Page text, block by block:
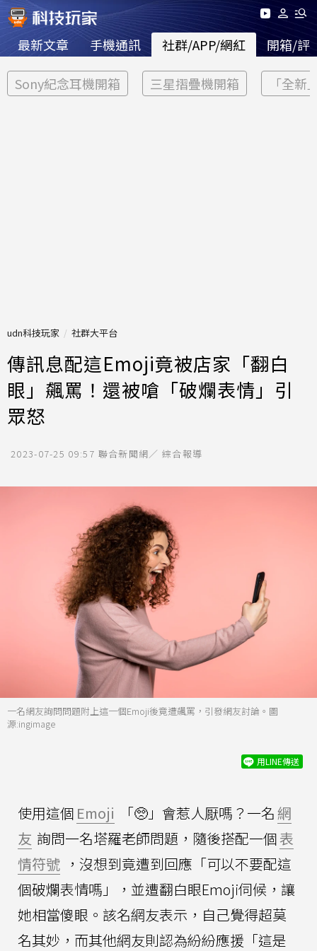
最新文章 手機通訊 社群/APP/網紅 開箱/評
Sony紀念耳機開箱 三星摺疊機開箱 「全新
udn科技玩家 社群大平台
傳訊息配這Emoji竟被店家「翻白
眼」飆罵！還被嗆「破爛表情」引
眾怒
2023-07-25 09:57 聯合新聞網／ 綜合報導
一名網友詢問問題附上這一個Emoji後竟遭飆罵，引發網友討論。圖
源:ingimage
用LINE傳送
使用這個 Emoji 「🥺」會惹人厭嗎？一名網
友 詢問一名塔羅老師問題，隨後搭配一個表
情符號 ，沒想到竟遭到回應「可以不要配這
個破爛表情嗎」，並遭翻白眼Emoji伺候，讓
她相當傻眼。該名網友表示，自己覺得超莫
名其妙，而其他網友則認為紛紛應援「這是